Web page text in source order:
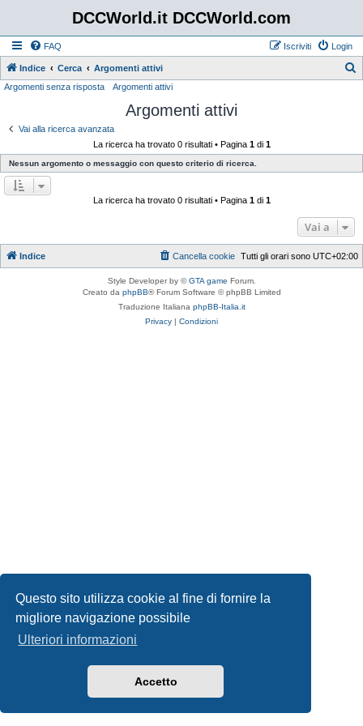
Questo sito utilizza cookie al fine di fornire la
migliore navigazione possibile
Ulteriori informazioni
Accetto
DCCWorld.it DCCWorld.com
FAQ Login
Iscriviti
Indice Cerca Argomenti attivi
Argomenti senza risposta Argomenti attivi
Argomenti attivi
Vai alla ricerca avanzata
La ricerca ha trovato 0 risultati • Pagina 1di 1
Nessun argomento o messaggio con questo criterio di ricerca.
La ricerca ha trovato 0 risultati • Pagina 1di 1
Vai a
Indice Tutti gli orari sono UTC+02:00
Cancella cookie
Style Developer by ©GTA game Forum.
Creato da phpBB® Forum Software © phpBB Limited
Traduzione Italiana phpBB-Italia.it
Privacy | Condizioni